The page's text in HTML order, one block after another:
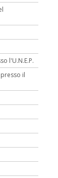
l'U.N.E.P.
il